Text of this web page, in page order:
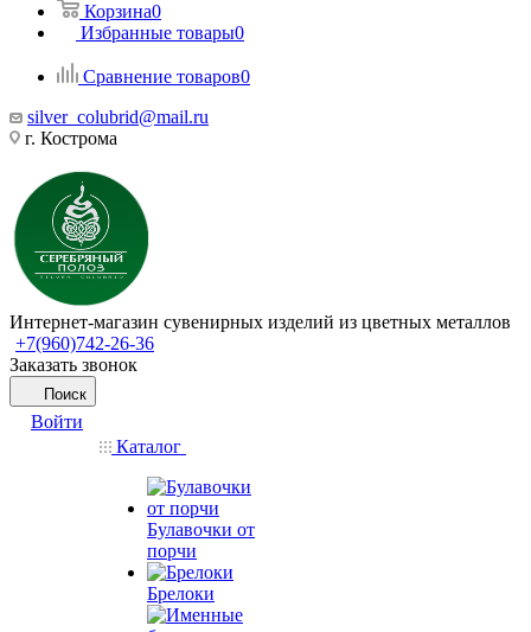
Корзина0
Избранные товары0
Сравнение товаров0
silver_colubrid@mail.ru
г. Кострома
Интернет-магазин сувенирных изделий из цветных металлов
+7(960)742-26-36
Заказать звонок
Поиск
Войти
Каталог
Булавочки от
порчи
Брелоки